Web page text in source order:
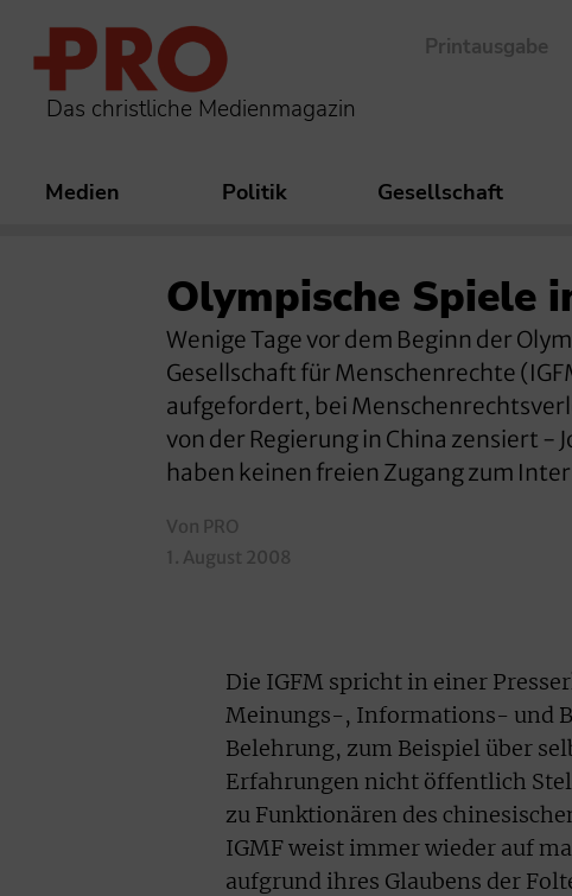
Das christliche Medienmagazin
Printausgabe
Medien Politik Gesellschaft
Olympische Spiele
Wenige Tage vor dem Beginn der
Gesellschaft für Menschenrechte
aufgefordert, bei
von der Regierung in China zensiert -
haben keinen freien Zugang zum
Von PRO
1. August 2008
Die IGFM spricht in einer
Meinungs-, Informations- und
Belehrung, zum Beispiel über
Erfahrungen nicht öffentlich
zu Funktionären des
IGMF weist immer wieder auf
aufgrund ihres Glaubens der